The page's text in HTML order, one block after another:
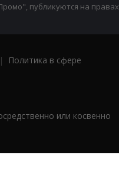
публикуются на правах
|
Политика в сфере
или косвенно